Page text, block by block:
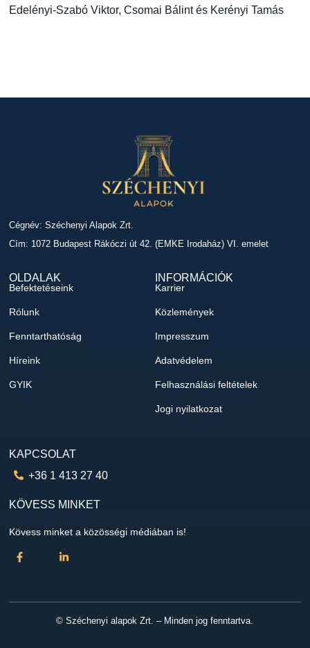
Edelényi-Szabó Viktor, Csomai Bálint és Kerényi Tamás
Cégnév: Széchenyi Alapok Zrt.
Cím: 1072 Budapest Rákóczi út 42. (EMKE Irodaház) VI. emelet
OLDALAK
Befektetéseink
Rólunk
Fenntarthatóság
Híreink
GYIK
INFORMÁCIÓK
Karrier
Közlemények
Impresszum
Adatvédelem
Felhasználási feltételek
Jogi nyilatkozat
KAPCSOLAT
+36 1 413 27 40
KÖVESS MINKET
Kövess minket a közösségi médiában is!
© Széchenyi alapok Zrt. – Minden jog fenntartva.